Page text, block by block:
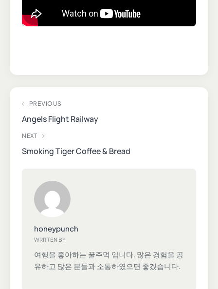
PREVIOUS
Angels Flight Railway
NEXT
Smoking Tiger Coffee & Bread
WRITTEN BY
honeypunch
여행을 좋아하는 꿀주먹 입니다. 많은 경험을 공
유하고 많은 분들과 소통하였으면 좋겠습니다.